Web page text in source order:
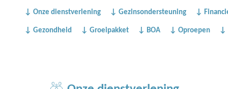
↓ Onze dienstverlening ↓ Gezinsondersteuning ↓
↓ Gezondheid ↓ Groeipakket ↓ BOA ↓ Oproepen ↓